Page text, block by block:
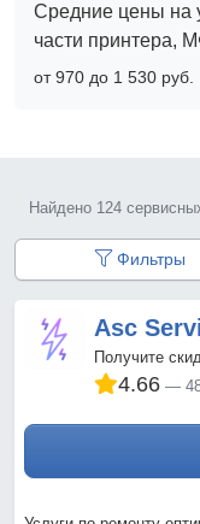
Средние цены на
части принтера,
от 970 до 1 530 pyб.
Найдено 124
Фильтры
Asc
Получите
4.66